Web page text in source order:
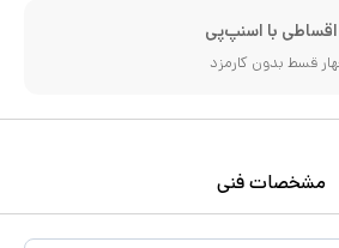
اقساطی با اسنپ‌پی
قسط بدون کارمزد
مشخصات فنی